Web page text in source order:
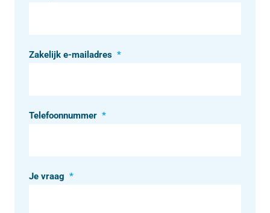
Zakelijk e-mailadres *
Telefoonnummer *
Je vraag *